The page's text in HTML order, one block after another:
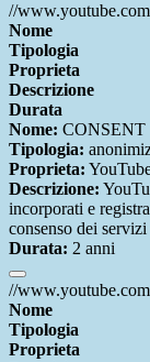
//
Nome
Tipologia
Proprieta
Descrizione
Durata
Nome: CONSENT
Tipologia:
Proprieta:
Descrizione:
incorporati e
consenso dei
Durata: 2 anni
//
Nome
Tipologia
Proprieta